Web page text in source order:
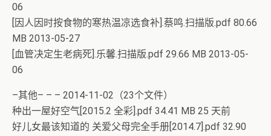
06
[因人因时按食物的寒热温凉选食补].蔡鸣.扫描版.pdf 80.66
MB 2013-05-27
[血管决定生老病死].乐馨.扫描版.pdf 29.66 MB 2013-05-
06
–其他– – – 2014-11-02（23个文件）
种出一屋好空气[2015.2 全彩].pdf 34.41 MB 25 天前
好儿女最该知道的 关爱父母完全手册[2014.7].pdf 32.90